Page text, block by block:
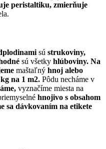
peristaltiku, zmierňuje
sú strukoviny,
sú všetky hlúboviny. Na
maštaľný hnoj alebo
na 1 m2. Pôdu necháme v
vyznačíme miesta na
hnojivo s obsahom
sa dávkovaním na etikete